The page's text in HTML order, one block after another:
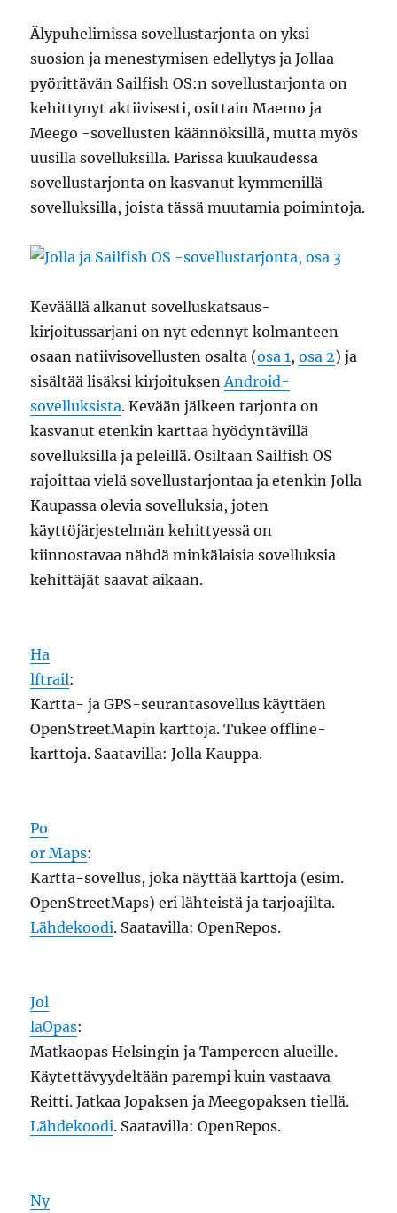
Älypuhelimissa sovellustarjonta on yksi
suosion ja menestymisen edellytys ja Jollaa
pyörittävän Sailfish OS:n sovellustarjonta on
kehittynyt aktiivisesti, osittain Maemo ja
Meego -sovellusten käännöksillä, mutta myös
uusilla sovelluksilla. Parissa kuukaudessa
sovellustarjonta on kasvanut kymmenillä
sovelluksilla, joista tässä muutamia poimintoja.
Keväällä alkanut sovelluskatsaus-
kirjoitussarjani on nyt edennyt kolmanteen
osaan natiivisovellusten osalta (osa 1,osa 2) ja
sisältää lisäksi kirjoituksenAndroid-
sovelluksista. Kevään jälkeen tarjonta on
kasvanut etenkin karttaa hyödyntävillä
sovelluksilla ja peleillä. Osiltaan Sailfish OS
rajoittaa vielä sovellustarjontaa ja etenkin Jolla
Kaupassa olevia sovelluksia, joten
käyttöjärjestelmän kehittyessä on
kiinnostavaa nähdä minkälaisia sovelluksia
kehittäjät saavat aikaan.
Ha
lftrail:
Kartta- ja GPS-seurantasovellus käyttäen
OpenStreetMapin karttoja. Tukee offline-
karttoja. Saatavilla: Jolla Kauppa.
Po
or Maps:
Kartta-sovellus, joka näyttää karttoja (esim.
OpenStreetMaps) eri lähteistä ja tarjoajilta.
Lähdekoodi. Saatavilla: OpenRepos.
Jol
laOpas:
Matkaopas Helsingin ja Tampereen alueille.
Käytettävyydeltään parempi kuin vastaava
Reitti. Jatkaa Jopaksen ja Meegopaksen tiellä.
Lähdekoodi. Saatavilla: OpenRepos.
Ny